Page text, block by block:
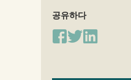
공유하다